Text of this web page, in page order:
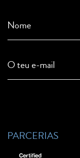
Nome
O teu e-mail
PARCERIAS